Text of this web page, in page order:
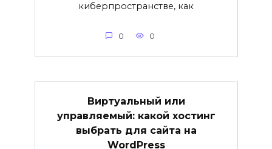
киберпространстве, как
0 0
Виртуальный или
управляемый: какой хостинг
выбрать для сайта на
WordPress